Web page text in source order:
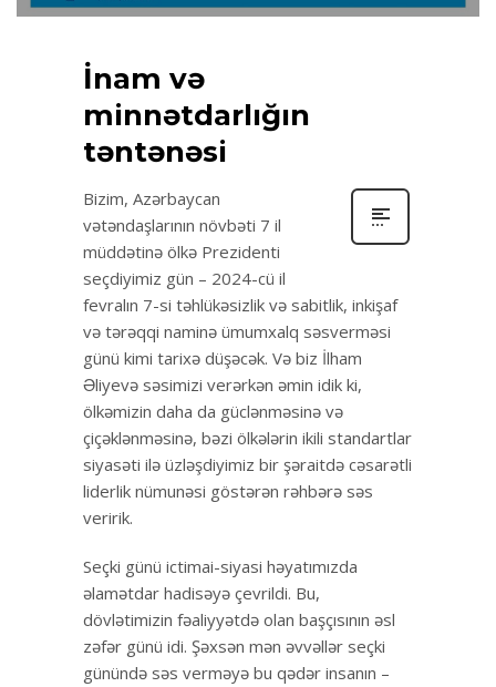
İnam və
minnətdarlığın
təntənəsi
Bizim, Azərbaycan
vətəndaşlarının növbəti 7 il
müddətinə ölkə Prezidenti
seçdiyimiz gün – 2024-cü il
fevralın 7-si təhlükəsizlik və sabitlik, inkişaf
və tərəqqi naminə ümumxalq səsverməsi
günü kimi tarixə düşəcək. Və biz İlham
Əliyevə səsimizi verərkən əmin idik ki,
ölkəmizin daha da güclənməsinə və
çiçəklənməsinə, bəzi ölkələrin ikili standartlar
siyasəti ilə üzləşdiyimiz bir şəraitdə cəsarətli
liderlik nümunəsi göstərən rəhbərə səs
veririk.
Seçki günü ictimai-siyasi həyatımızda
əlamətdar hadisəyə çevrildi. Bu,
dövlətimizin fəaliyyətdə olan başçısının əsl
zəfər günü idi. Şəxsən mən əvvəllər seçki
günündə səs verməyə bu qədər insanın –